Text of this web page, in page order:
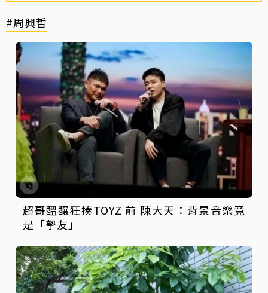
#周興哲
超哥醞釀狂揍TOYZ 前 陳大天：背景音樂竟
是「摯友」